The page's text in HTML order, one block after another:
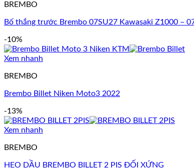
BREMBO
Bố thắng trước Brembo 07SU27 Kawasaki Z1000 –
-10%
Xem nhanh
BREMBO
Brembo Billet Niken Moto3 2022
-13%
Xem nhanh
BREMBO
HEO DẦU BREMBO BILLET 2 PIS ĐỐI XỨNG